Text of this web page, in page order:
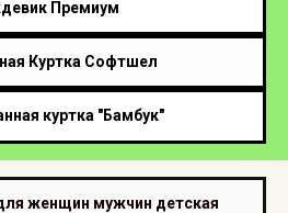
Премиум
Куртка Софтшел
куртка "Бамбук"
женщин мужчин детская